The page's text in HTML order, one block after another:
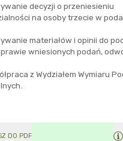
DO PDF